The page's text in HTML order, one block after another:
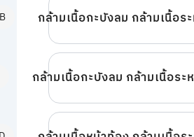
กล้ามเนื้อกะบังลม กล้ามเนื้อร
กล้ามเนื้อกะบังลม กล้ามเนื้อร